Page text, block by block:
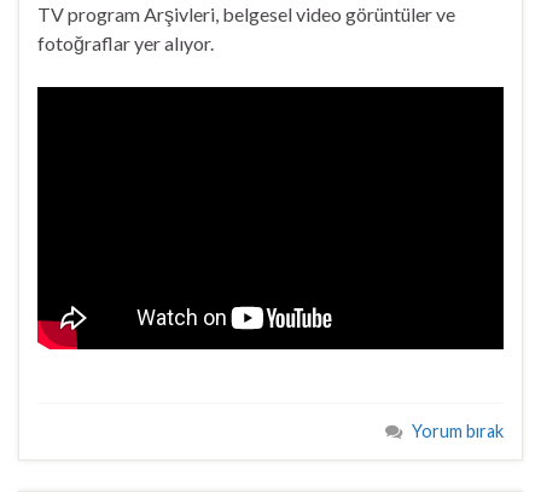
TV program Arşivleri, belgesel video görüntüler ve
fotoğraflar yer alıyor.
Yorum bırak